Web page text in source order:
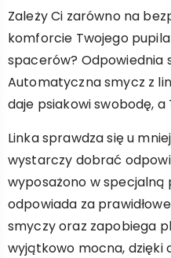
Zależy Ci zarówno na
komforcie Twojego
spacerów? Odpowiednia
Automatyczna smycz z
daje psiakowi swobodę,
Linka sprawdza się u
wystarczy dobrać
wyposażono w
odpowiada za
smyczy oraz zapobiega
wyjątkowo mocna, dzięki